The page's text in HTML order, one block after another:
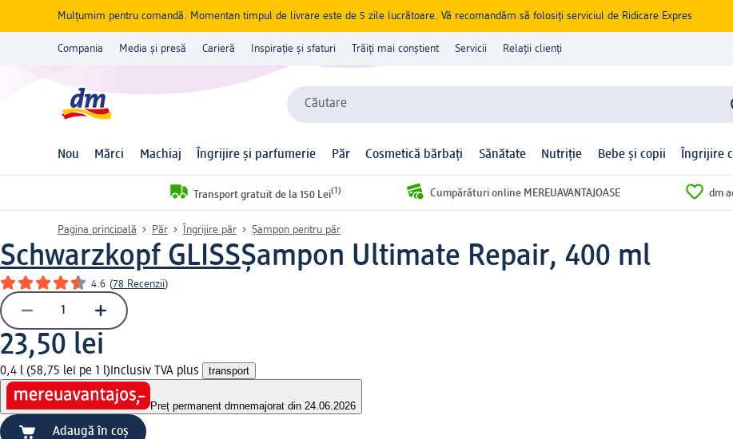
Mulțumim pentru comandă. Momentan timpul de livrare este de 5 zile lucrătoare. Vă recomandăm să folosiți serviciul de Ridicare Expres
Compania Media și presă Carieră Inspirație și sfaturi Trăiți mai conștient Servicii Relații clienți
Căutare
Nou Mărci Machiaj Îngrijire și parfumerie Păr Cosmetică bărbați Sănătate Nutriție Bebe și copii Îngrijire
Transport gratuit de la 150 Lei(1) Cumpărături online MEREUAVANTAJOASE dm
Pagina principală Păr Îngrijire păr Șampon pentru păr
Schwarzkopf GLISSȘampon Ultimate Repair, 400 ml
4.6 (78 Recenzii)
23,50 lei
0,4 l (58,75 lei pe 1 l) Inclusiv TVA plus transport
Preț permanent dmnemajorat din 24.06.2026
Adaugă în coș